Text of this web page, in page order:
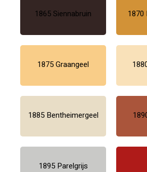
1865 Siennabruin 1870
1875 Graangeel
1885 Bentheimergeel
1895 Parelgrijs